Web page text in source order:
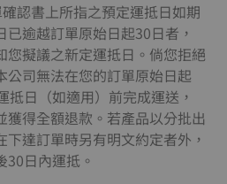
認書上所指之預定運抵日如期
逾越訂單原始日起30日者，
您擬議之新定運抵日。倘您拒絕
公司無法在您的訂單原始日起
抵日（如適用）前完成運送，
獲得全額退款。若產品以分批出
達訂單時另有明文約定者外，
30日內運抵。